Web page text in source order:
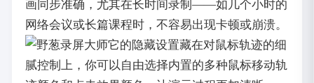
画同步准确，尤其在长时间录制——如几个小时的
网络会议或长篇课程时，不容易出现卡顿或崩溃。
它的隐藏设置藏在对鼠标轨迹的细
腻控制上，你可以自由选择内置的多种鼠标移动轨